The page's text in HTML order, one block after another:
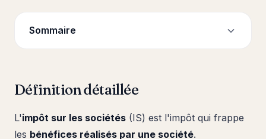
Sommaire
Définition détaillée
L'impôt sur les sociétés (IS) est l'impôt qui frappe
les bénéfices réalisés par une société.